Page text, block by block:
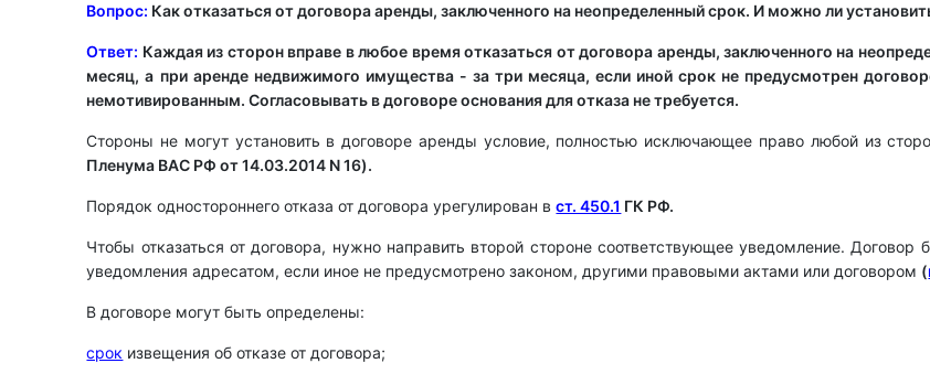
Вопрос: Как отказаться от договора аренды, заключенного на неопределенный срок. И можно ли
Ответ: Каждая из сторон вправе в любое время отказаться от договора аренды, заключенного на
месяц, а при аренде недвижимого имущества - за три месяца, если иной срок не предусмотрен
немотивированным. Согласовывать в договоре основания для отказа не требуется.
Стороны не могут установить в договоре аренды условие, полностью исключающее право любой из
Пленума ВАС РФ от 14.03.2014 N 16).
Порядок одностороннего отказа от договора урегулирован вст. 450.1 ГК РФ.
Чтобы отказаться от договора, нужно направить второй стороне соответствующее уведомление.
уведомления адресатом, если иное не предусмотрено законом, другими правовыми актами или договором (
В договоре могут быть определены:
срок извещения об отказе от договора;